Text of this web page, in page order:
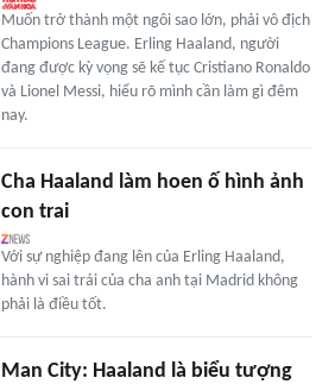
Muốn trở thành một ngôi sao lớn, phải vô địch
Champions League. Erling Haaland, người
đang được kỳ vọng sẽ kế tục Cristiano Ronaldo
và Lionel Messi, hiểu rõ mình cần làm gì đêm
nay.
Cha Haaland làm hoen ố hình ảnh
con trai
Với sự nghiệp đang lên của Erling Haaland,
hành vi sai trái của cha anh tại Madrid không
phải là điều tốt.
Man City: Haaland là biểu tượng